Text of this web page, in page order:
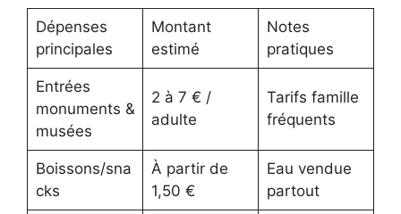
Dépenses
principales
Montant
estimé
Notes
pratiques
Entrées
monuments &
musées
2 à 7 € /
adulte
Tarifs famille
fréquents
Boissons/sna
cks
À partir de
1,50 €
Eau vendue
partout